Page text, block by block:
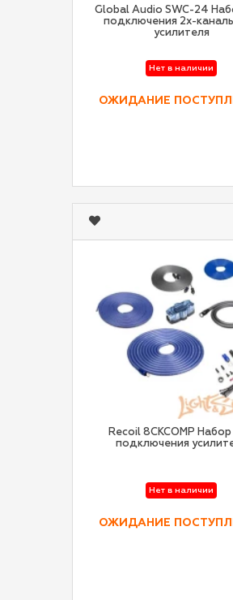
Global Audio SWC-24 Набор для
подключения 2х-
усилителя
Нет в наличии
ОЖИДАНИЕ
Recoil 8CKCOMP
подключения
Нет в наличии
ОЖИДАНИЕ